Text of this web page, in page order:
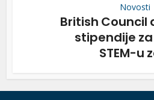
Novosti
British Council
stipendije za
STEM-u